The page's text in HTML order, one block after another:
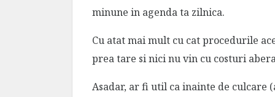
minune in agenda ta zilnica.
Cu atat mai mult cu cat procedurile
prea tare si nici nu vin cu costuri
Asadar, ar fi util ca inainte de culcare